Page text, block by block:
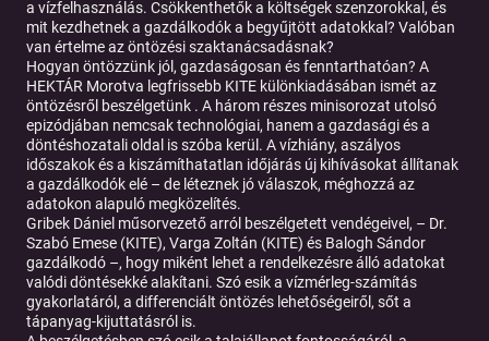
a vízfelhasználás. Csökkenthetők a költségek szenzorokkal, és
mit kezdhetnek a gazdálkodók a begyűjtött adatokkal? Valóban
van értelme az öntözési szaktanácsadásnak?
Hogyan öntözzünk jól, gazdaságosan és fenntarthatóan? A
HEKTÁR Morotva legfrissebb KITE különkiadásában ismét az
öntözésről beszélgetünk . A három részes minisorozat utolsó
epizódjában nemcsak technológiai, hanem a gazdasági és a
döntéshozatali oldal is szóba kerül. A vízhiány, aszályos
időszakok és a kiszámíthatatlan időjárás új kihívásokat állítanak
a gazdálkodók elé – de léteznek jó válaszok, méghozzá az
adatokon alapuló megközelítés.
Gribek Dániel műsorvezető arról beszélgetett vendégeivel, – Dr.
Szabó Emese (KITE), Varga Zoltán (KITE) és Balogh Sándor
gazdálkodó –, hogy miként lehet a rendelkezésre álló adatokat
valódi döntésekké alakítani. Szó esik a vízmérleg-számítás
gyakorlatáról, a differenciált öntözés lehetőségeiről, sőt a
tápanyag-kijuttatásról is.